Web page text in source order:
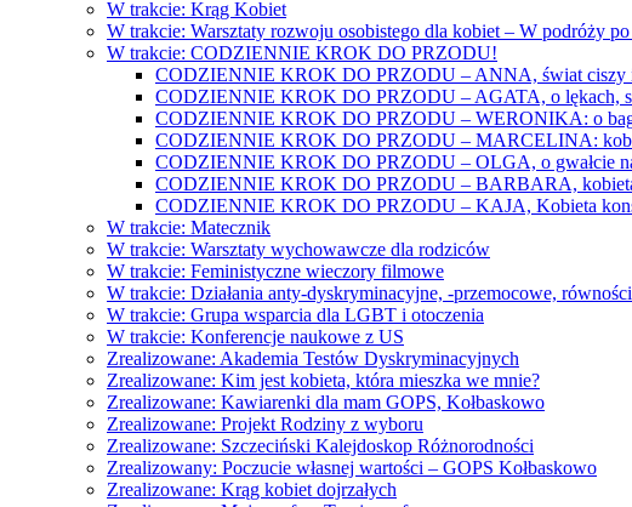
W trakcie: Krąg Kobiet
W trakcie: Warsztaty rozwoju osobistego dla kobiet – W podróży
W trakcie: CODZIENNIE KROK DO PRZODU!
CODZIENNIE KROK DO PRZODU – ANNA, świat ciszy
CODZIENNIE KROK DO PRZODU – AGATA, o lękach,
CODZIENNIE KROK DO PRZODU – WERONIKA: o
CODZIENNIE KROK DO PRZODU – MARCELINA:
CODZIENNIE KROK DO PRZODU – OLGA, o gwałcie
CODZIENNIE KROK DO PRZODU – BARBARA, kobieta
CODZIENNIE KROK DO PRZODU – KAJA, Kobieta
W trakcie: Matecznik
W trakcie: Warsztaty wychowawcze dla rodziców
W trakcie: Feministyczne wieczory filmowe
W trakcie: Działania anty-dyskryminacyjne, -przemocowe,
W trakcie: Grupa wsparcia dla LGBT i otoczenia
W trakcie: Konferencje naukowe z US
Zrealizowane: Akademia Testów Dyskryminacyjnych
Zrealizowane: Kim jest kobieta, która mieszka we mnie?
Zrealizowane: Kawiarenki dla mam GOPS, Kołbaskowo
Zrealizowane: Projekt Rodziny z wyboru
Zrealizowane: Szczeciński Kalejdoskop Różnorodności
Zrealizowany: Poczucie własnej wartości – GOPS Kołbaskowo
Zrealizowane: Krąg kobiet dojrzałych